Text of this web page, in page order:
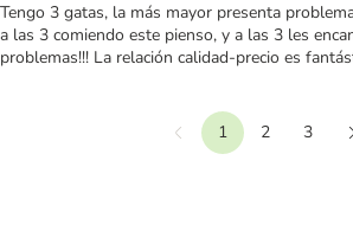
Tengo 3 gatas, la más mayor presenta
a las 3 comiendo este pienso, y a las 3 les
problemas!!! La relación calidad-precio es
Anterior
1 2
3